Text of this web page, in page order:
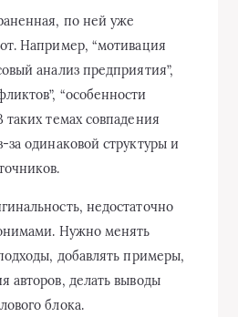
по ней уже
Например, “мотивация
анализ предприятия”,
“особенности
таких темах совпадения
за одинаковой структуры и
недостаточно
Нужно менять
добавлять примеры,
авторов, делать выводы
блока.